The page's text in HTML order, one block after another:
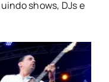
shows, DJs e